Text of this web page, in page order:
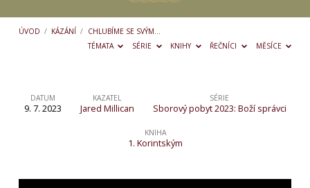
ÚVOD / KÁZÁNÍ / CHLUBÍME SE SVÝM…
TÉMATA
SÉRIE KNIHY ŘEČNÍCI MĚSÍCE
Chlubíme
správcovstvím
DATUM
9. 7. 2023
KAZATEL
Jared Millican
SÉRIE
Sborový pobyt 2023: Boží správci
KNIHA
1. Korintským